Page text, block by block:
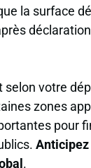
la surface
selon votre
zones
pour
Anticipez
.